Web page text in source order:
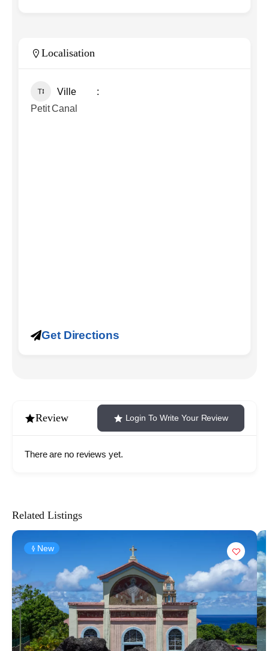
Localisation
Ville
Petit Canal
Get Directions
Review Login To Write Your Review
There are no reviews yet.
Related Listings
New